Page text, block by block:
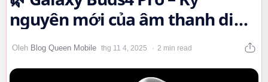
nguyên mới của âm thanh di
động 💖
2 min read